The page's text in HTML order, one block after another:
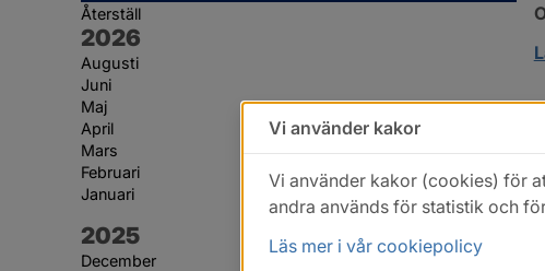
Återställ
År:
2026
Augusti
Juni
Maj
April
Mars
Februari
Januari
År:
2025
December
Vi använder kakor
Vi använder kakor (cookies) för
andra används för statistik och
Läs mer i vår cookiepolicy